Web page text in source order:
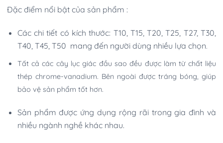
Đặc điểm nổi bật của sản phẩm :
Các chi tiết có kích thước: T10, T15, T20, T25, T27, T30,
T40, T45, T50 mang đến người dùng nhiều lựa chọn.
Tất cả các cây lục giác đầu sao đều được làm từ chất liệu
thép chrome-vanadium. Bên ngoài được tráng bóng, giúp
bảo vệ sản phẩm tốt hơn.
Sản phẩm được ứng dụng rộng rãi trong gia đình và
nhiều ngành nghề khác nhau.